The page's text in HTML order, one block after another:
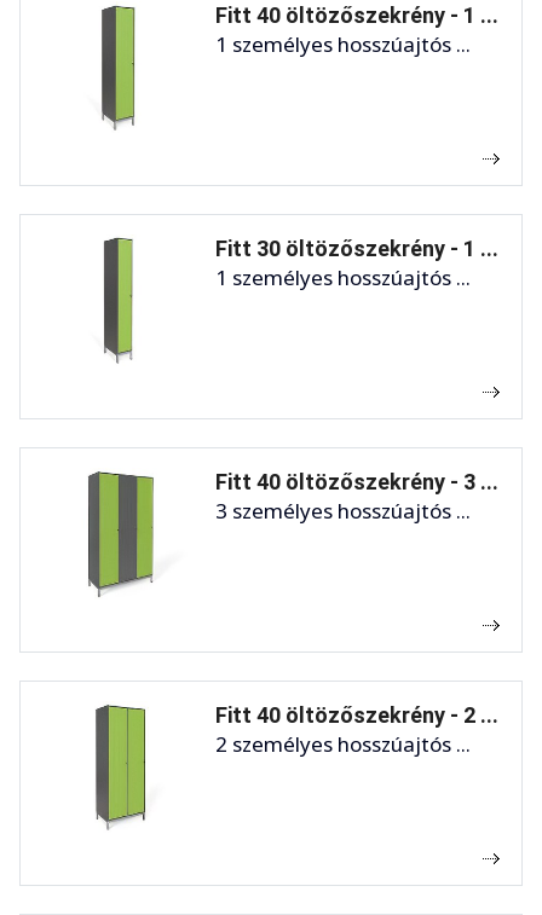
Fitt 40 öltözőszekrény - 1 ...
1 személyes hosszúajtós ...
Fitt 30 öltözőszekrény - 1 ...
1 személyes hosszúajtós ...
Fitt 40 öltözőszekrény - 3 ...
3 személyes hosszúajtós ...
Fitt 40 öltözőszekrény - 2 ...
2 személyes hosszúajtós ...